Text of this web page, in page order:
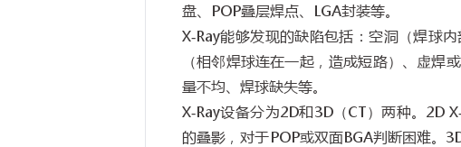
盘、 POP叠层焊点、 LGA封装等。
X-Ray能够发现的缺陷包括：空洞（焊球
（相邻焊球连在一起，造成短路）、虚焊
量不均、焊球缺失等。
X-Ray设备分为2D和3D（CT）两种。 2D
的叠影，对于POP或双面BGA判断困难。